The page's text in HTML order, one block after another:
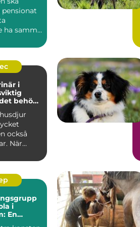
pensionat
ha samma
i
behövs
också
När
i
En